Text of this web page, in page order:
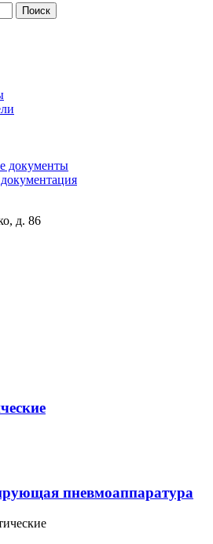
документы
д. 86
пневмоаппаратура